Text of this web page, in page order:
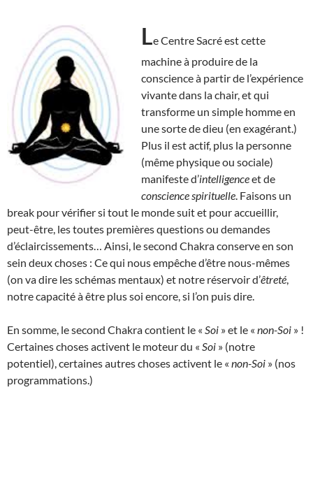
Le Centre Sacré est cette
machine à produire de la
conscience à partir de l’expérience
vivante dans la chair, et qui
transforme un simple homme en
une sorte de dieu (en exagérant.)
Plus il est actif, plus la personne
(même physique ou sociale)
manifeste d’intelligenceet de
conscience spirituelle . Faisons un
break pour vérifier si tout le monde suit et pour accueillir,
peut-être, les toutes premières questions ou demandes
d’éclaircissements… Ainsi, le second Chakra conserve en son
sein deux choses : Ce qui nous empêche d’être nous-mêmes
(on va dire les schémas mentaux) et notre réservoir d’êtreté
notre capacité à être plus soi encore, si l’on puis dire.
En somme, le second Chakra contient le « Soi » et le « non-Soi » !
Certaines choses activent le moteur du « Soi » (notre
potentiel), certaines autres choses activent le « non-Soi » (nos
programmations.)